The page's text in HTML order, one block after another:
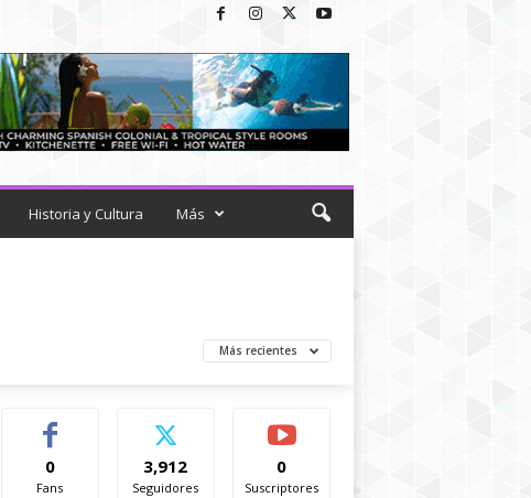
Historia y Cultura Más
Más recientes
0
Fans
3,912
Seguidores
0
Suscriptores